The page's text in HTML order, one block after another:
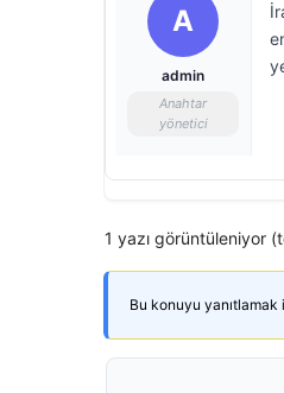
A
admin
Anahtar
yönetici
1 yazı görüntüleniyor
Bu konuyu yanıtlamak